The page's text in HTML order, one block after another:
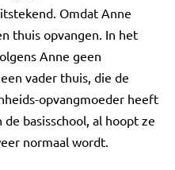
Omdat Anne
thuis opvangen. In het
Anne geen
vader thuis, die de
opvangmoeder heeft
basisschool, al hoopt ze
normaal wordt.